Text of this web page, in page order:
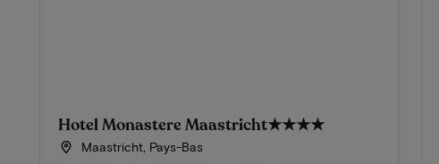
Hotel Monastere Maastricht★★★★
Maastricht, Pays-Bas